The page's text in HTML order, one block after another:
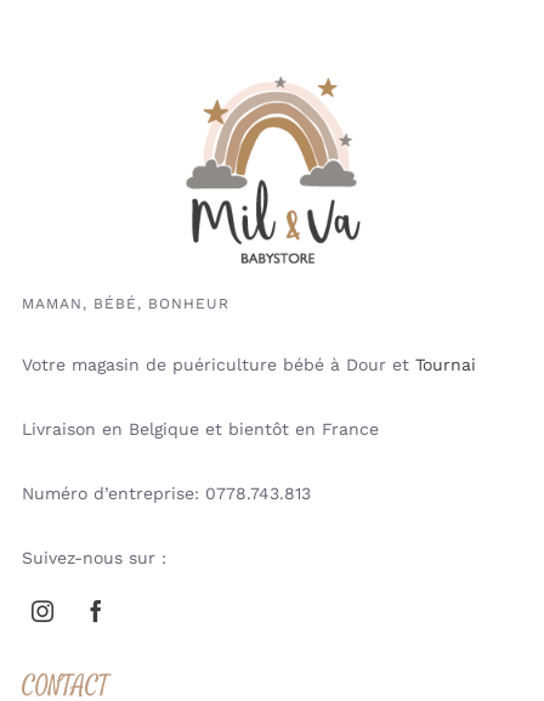
MAMAN, BÉBÉ, BONHEUR
Votre magasin de puériculture bébé à Dour et Tournai
Livraison en Belgique et bientôt en France
Numéro d’entreprise: 0778.743.813
Suivez-nous sur :
CONTACT